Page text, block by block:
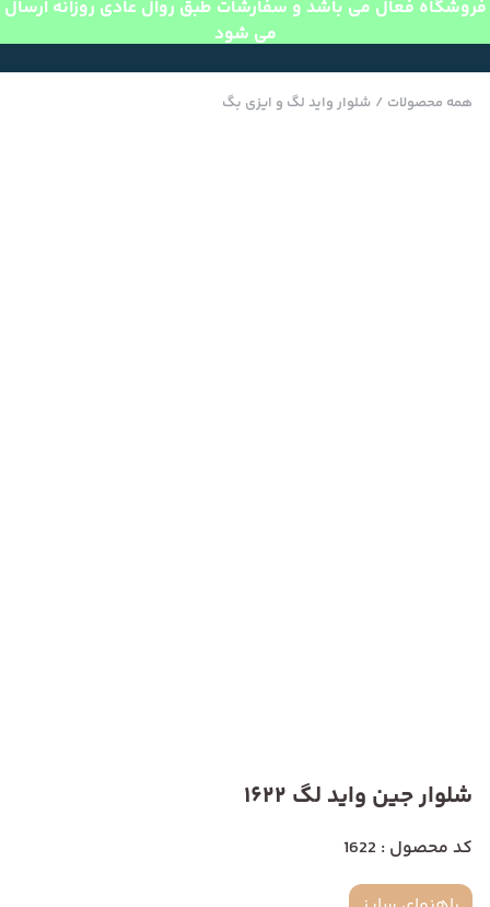
فروشگاه فعال می باشد و سفارشات طبق روال عادی روزانه ارسال
می شود
همه محصولات / شلوار واید لگ و ایزی بگ
شلوار جین واید لگ 1622
کد محصول : 1622